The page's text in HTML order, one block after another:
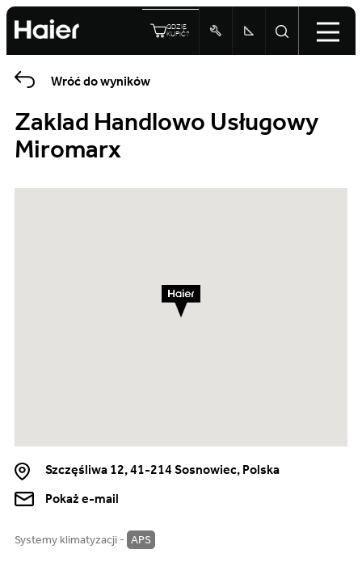
GDZIE
KUPIĆ?
Wróć do wyników
Zaklad Handlowo Usługowy
Miromarx
Szczęśliwa 12, 41-214 Sosnowiec, Polska
Pokaż e-mail
Systemy klimatyzacji - APS